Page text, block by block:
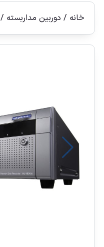
خانه / دوربین مداربسته /